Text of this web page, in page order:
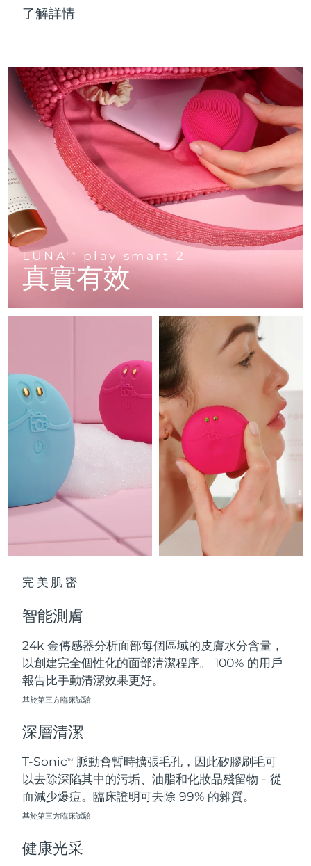
了解詳情
LUNATM play smart 2
真實有效
完美肌密
智能測膚
24k 金傳感器分析面部每個區域的皮膚水分含量，
以創建完全個性化的面部清潔程序。 100% 的用戶
報告比手動清潔效果更好。
基於第三方臨床試驗
深層清潔
T-SonicTM
脈動會暫時擴張毛孔，因此矽膠刷毛可
以去除深陷其中的污垢、油脂和化妝品殘留物 - 從
而減少爆痘。臨床證明可去除 99% 的雜質。
基於第三方臨床試驗
健康光采
Travel-friendly IPL hair removal
PEACH™ Cooling Prep Gel
Cooling IPL hair removal gel
Firming body serum
ESPADA™ 2
Acne treatment device
ESPADA™ Blemish Solution
Concentrated acne gel
ESPADA™ 設備
All acne treatment devices
IRIS™ 2
Rejuvenating eye massager
眼部護膚
Advanced eye care treatment
眼部護理設備
All revitalizing eye massagers
KIWI™ derma
Diamond microdermabrasion .
KIWI™
Blackhead remover
KIWI™ 皮肤护理
Advanced pore care essentials
LUNA™ 4 hair
2-in-1 LED scalp massager
FLIP™ play advanced
LED light hairbrush
LUNA™ Dual-Peptide Scalp
For healthy hair
牙齒美白
NEW
issa™ Teeth Whitening Set
Dual LED + sonic device & 18% PAP gel
issa™ Teeth Whitening Gel
18% PAP
更多的
護膚品 男士
FOREO APP
關於我們
希臘
匈牙利 預計送達日期8/10/26
冰島 預計送達日期8/11/26
預計送達日期8/8/26
愛爾蘭 預計送達日期8/10/26
曼島
以色列 預計送達日期8/14/26
義大利
日本 預計送達日期8/13/26
預計送達日期 8/15/26
哈薩克 8/12/26
科威特 預計送達日期 8/10/26
拉脫維亞 預計送達日期 8/10/26
預計送達日期 8/11/26
立陶宛 預計送達日期 8/10/26
盧森堡 預計送達日期 8/10/26
馬爾他
墨西哥 預計送達日期 8/14/26
摩納哥
荷蘭
紐西蘭 預計送達日期8/10/26
挪威 預計送達日期